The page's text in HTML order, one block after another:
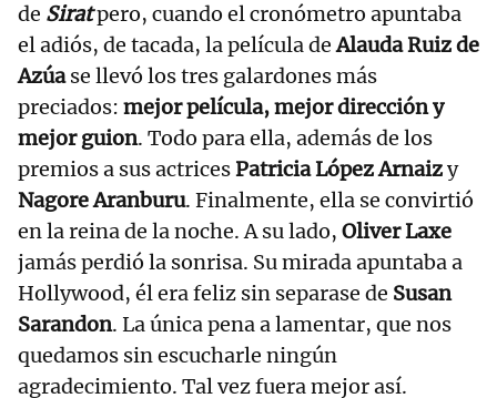
de Siratpero, cuando el cronómetro apuntaba
el adiós, de tacada, la película deAlauda Ruiz de
Azúase llevó los tres galardones más
preciados: mejor película, mejor dirección y
mejor guion. Todo para ella, además de los
premios a sus actricesPatricia López Arnaizy
Nagore Aranburu. Finalmente, ella se convirtió
en la reina de la noche. A su lado, Oliver Laxe
jamás perdió la sonrisa. Su mirada apuntaba a
Hollywood, él era feliz sin separase de Susan
Sarandon. La única pena a lamentar, que nos
quedamos sin escucharle ningún
agradecimiento. Tal vez fuera mejor así.